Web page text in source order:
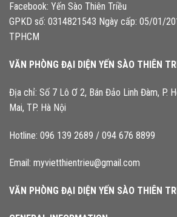
Facebook: Yến Sào Thiên Triều
GPKD số: 0314821543 Ngày cấp: 05/01/
TPHCM
VĂN PHÒNG ĐẠI DIỆN YẾN SÀO THIÊN
Địa chỉ: Số 7 Lô Ơ 2, Bán Đảo Linh Đàm, P.
Mai, TP. Hà Nội
Hotline: 096 139 2689 / 094 676 8899
Email: myvietthientrieu@gmail.com
VĂN PHÒNG ĐẠI DIỆN YẾN SÀO THIÊN